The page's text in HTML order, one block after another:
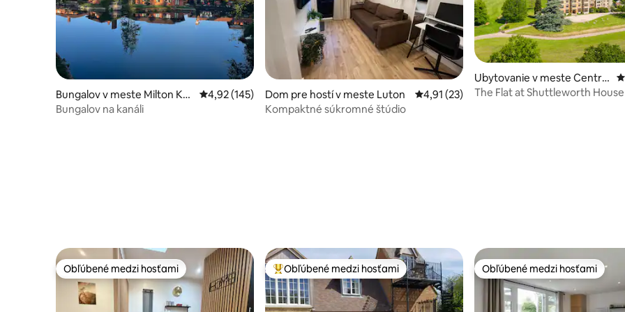
Bungalov v meste Milton Ke
ynes
Priemerné ohodnotenie 4,92 z 5, počet hodnotení: 145
4,92 (145)
Bungalov na kanáli
Dom pre hostí v meste Luton Priemerné ohodnotenie 4,91 z 5, počet
4,91 (23)
Kompaktné súkromné štúdio
Ubytovanie v meste Central
Bedfordshire
The Flat at Shuttleworth House
Obľúbené medzi hosťami
Obľúbené medzi hosťami Najobľúbenejšie medzi hosťami
Obľúbené medzi hosťami Obľúbené medzi hosťami
Obľúbené medzi hosťami